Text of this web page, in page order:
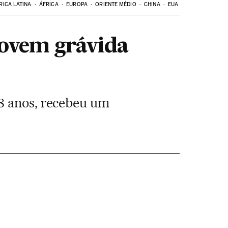
LATINA ÁFRICA EUROPA ORIENTE MÉDIO CHINA EUA
grávida
recebeu um